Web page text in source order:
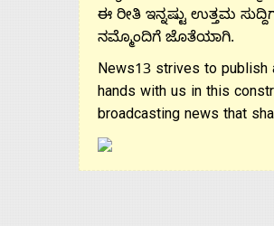
ಈ ರೀತಿ ಇನ್ನಷ್ಟು ಉತ್ತಮ
ನಮ್ಮೊಂದಿಗೆ ಜೊತೆಯಾಗಿ.
News13 strives to publish
hands with us in this
broadcasting news that